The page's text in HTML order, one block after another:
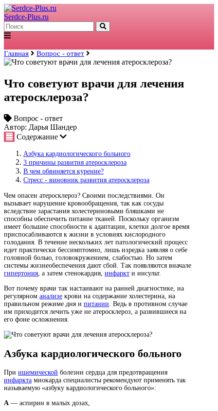
Serdce-Plus.ru
Главная Вопрос - ответ
Что советуют врачи для лечения
атеросклероза?
Вопрос - ответ
Автор: Дарья Шандер
Содержание
Азбука кардиологического больного
3 причины развития атеросклероза
В чем обвиняется курение?
Стресс - виновник развития атеросклероза
Чем опасен атеросклероз? Своими последствиями. Он
вызывает нарушение кровообращения, так как сосуды
вследствие зарастания холестериновыми бляшками не
способны обеспечить питание тканей. Поскольку организм
имеет большие способности к адаптации, клетки долгое время
приспосабливаются к жизни в условиях кислородного
голодания. В течение нескольких лет патологический процесс
идет практически бессимптомно, лишь изредка заявляя о себе
головной болью, головокружением, слабостью. Но затем
системы жизнеобеспечения дают сбой. Так появляются вначале
гипертония , а затем стенокардия, инфаркт и инсульт.
Вот почему врачи так настаивают на ранней диагностике, на
регулярном анализе крови на содержание холестерина, на
правильном режиме дня и питании . Ведь в противном случае
им приходится лечить уже не атеросклероз, а развившиеся на
его фоне осложнения.
Азбука кардиологического больного
При ишемической болезни сердца для предотвращения
инфаркта миокарда специалисты рекомендуют применять так
называемую «азбуку кардиологического больного»:
А — аспирин в малых дозах,